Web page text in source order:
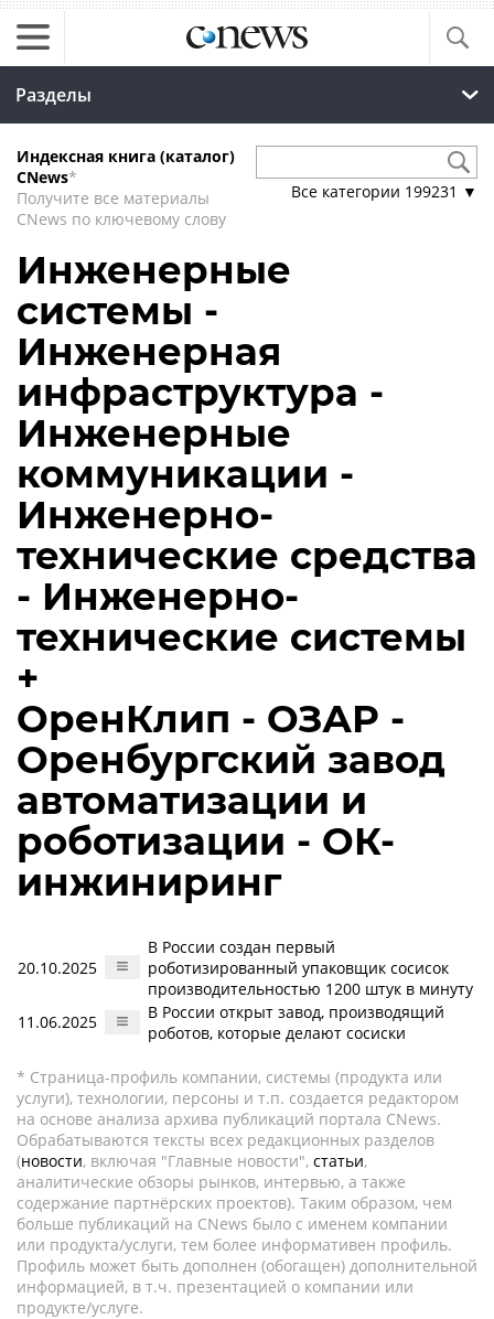
Разделы
Индексная книга (каталог)
CNews*
Получите все материалы
CNews по ключевому слову
Все категории 199231 ▼
Инженерные
системы -
Инженерная
инфраструктура -
Инженерные
коммуникации -
Инженерно-
технические средства
- Инженерно-
технические системы
+
ОренКлип - ОЗАР -
Оренбургский завод
автоматизации и
роботизации - ОК-
инжиниринг
20.10.2025
В России создан первый
роботизированный упаковщик сосисок
производительностью 1200 штук в минуту
11.06.2025
В России открыт завод, производящий
роботов, которые делают сосиски
* Страница-профиль компании, системы (продукта или
услуги), технологии, персоны и т.п. создается редактором
на основе анализа архива публикаций портала CNews.
Обрабатываются тексты всех редакционных разделов
(новости, включая "Главные новости", статьи,
аналитические обзоры рынков, интервью, а также
содержание партнёрских проектов). Таким образом, чем
больше публикаций на CNews было с именем компании
или продукта/услуги, тем более информативен профиль.
Профиль может быть дополнен (обогащен) дополнительной
информацией, в т.ч. презентацией о компании или
продукте/услуге.